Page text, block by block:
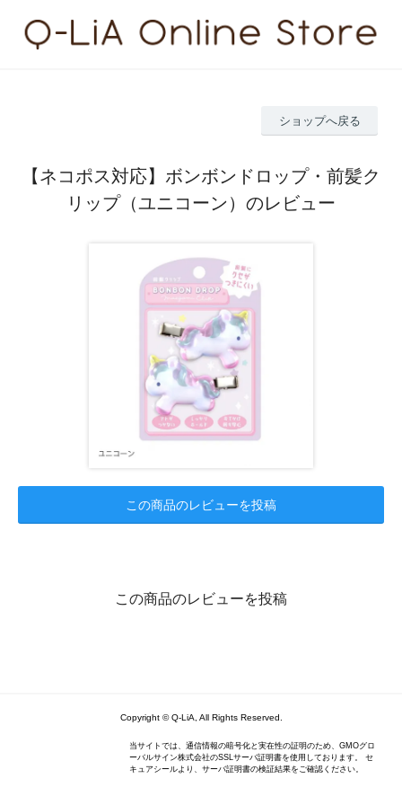
ショップへ戻る
【ネコポス対応】ボンボンドロップ・前髪ク
リップ（ユニコーン）のレビュー
この商品のレビューを投稿
この商品のレビューを投稿
Copyright © Q-LiA, All Rights Reserved.
当サイトでは、通信情報の暗号化と実在性の証明のため、GMOグロ
ーバルサイン株式会社のSSLサーバ証明書を使用しております。 セ
キュアシールより、サーバ証明書の検証結果をご確認ください。